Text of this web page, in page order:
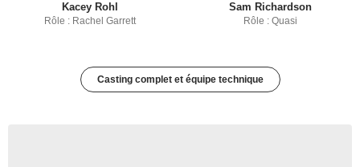
Kacey Rohl
Rôle : Rachel Garrett
Sam Richardson
Rôle : Quasi
Casting complet et équipe technique